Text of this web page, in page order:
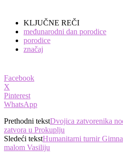
KLJUČNE REČI
međunarodni dan porodice
porodice
značaj
Facebook
X
Pinterest
WhatsApp
Prethodni tekstDvojica zatvorenika
zatvora u Prokuplju
Sledeći tekstHumanitarni turnir
malom Vasiliju